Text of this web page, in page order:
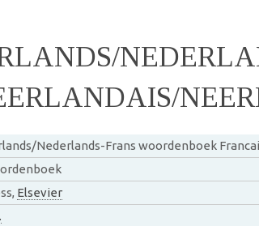
Nederlands-Frans woordenboek
Elsevier